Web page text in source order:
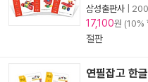
삼성출판사
17,100원 (10%
절판
연필잡고 한